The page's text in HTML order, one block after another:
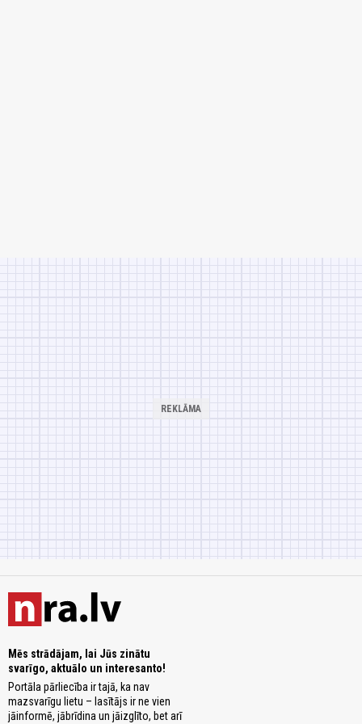
Mēs strādājam, lai Jūs zinātu
svarīgo, aktuālo un interesanto!
Portāla pārliecība ir tajā, ka nav
mazsvarīgu lietu – lasītājs ir ne vien
jāinformē, jābrīdina un jāizglīto, bet arī